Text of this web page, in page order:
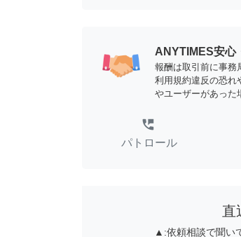
ANYTIMES安心
報酬は取引前に事務
利用規約違反の恐れ
やユーザーがあった
perm_phone_msg
パトロール
直
▲:依頼相談で聞い